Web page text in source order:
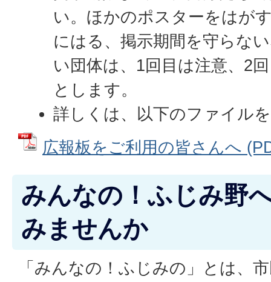
い。ほかのポスターをはが
にはる、掲示期間を守らな
い団体は、1回目は注意、2
とします。
詳しくは、以下のファイル
広報板をご利用の皆さんへ
みんなの！ふじみ野
みませんか
「みんなの！ふじみの」とは、